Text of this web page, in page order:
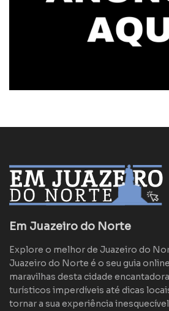
Em Juazeiro do Norte
Explore o melhor de Juazeiro do
Juazeiro do Norte é o seu guia
maravilhas desta cidade
turísticos imperdíveis até dicas
tornar a sua experiência